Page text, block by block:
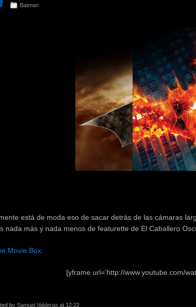
Batman
está de moda eso de sacar detrás de las cámaras
nada más y nada menos de featurette de El Caballero
Movie Box.
[yframe url=’http://www.youtube.com/
by Samuel Valderas at 12:22